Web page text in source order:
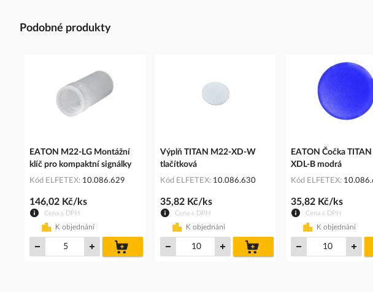
Podobné produkty
EATON M22-LG Montážní
klíč pro kompaktní signálky
Kód ELFETEX 10.086.629
Cena s DPH
146,02 Kč/ks
K objednání
košíku
Výplň TITAN M22-XD-W
tlačítková
Kód ELFETEX 10.086.630
Cena s DPH
35,82 Kč/ks
K objednání
košíku
EATON Čočka
XDL-B modrá
Kód ELFETEX
Cena s DPH
35,82 Kč/ks
K objednání